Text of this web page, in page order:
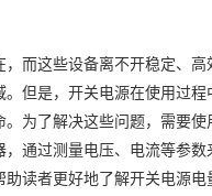
而这些设备离不开稳定、
但是，开关电源在使用过
为了解决这些问题，需要
通过测量电压、电流等参
读者更好地了解开关电源